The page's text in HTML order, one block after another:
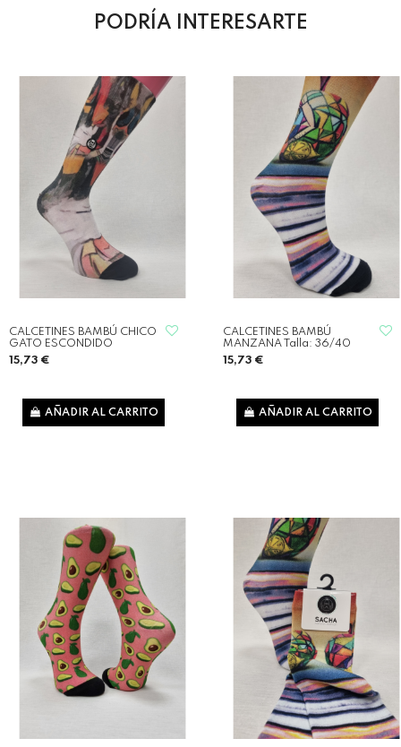
PODRÍA INTERESARTE
CALCETINES BAMBÚ CHICO
GATO ESCONDIDO
15,73 €
AÑADIR AL CARRITO
CALCETINES BAMBÚ
MANZANA Talla: 36/40
15,73 €
AÑADIR AL CARRITO